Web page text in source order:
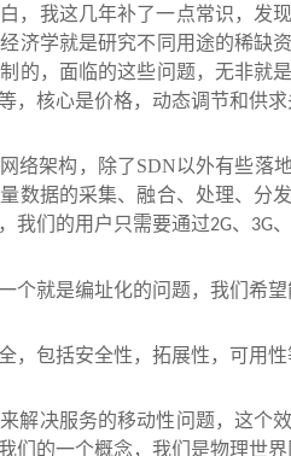
，我这几年补了一点常识，发
济学就是研究不同用途的稀缺
的，面临的这些问题，无非就
，核心是价格，动态调节和供
络架构，除了SDN以外有些落
数据的采集、融合、处理、分
我们的用户只需要通过2G、 3G、
个就是编址化的问题，我们希
，包括安全性，拓展性，可用性
解决服务的移动性问题，这个
们的一个概念，我们是物理世界